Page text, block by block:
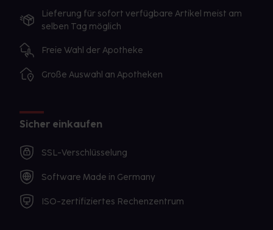
Lieferung für sofort verfügbare Artikel meist am
selben Tag möglich
Freie Wahl der Apotheke
Große Auswahl an Apotheken
Sicher einkaufen
SSL-Verschlüsselung
Software Made in Germany
ISO-zertifiziertes Rechenzentrum